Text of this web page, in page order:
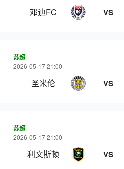
邓迪FC VS
苏超
2026-05-17 21:00
圣米伦 VS
苏超
2026-05-17 21:00
利文斯顿 VS